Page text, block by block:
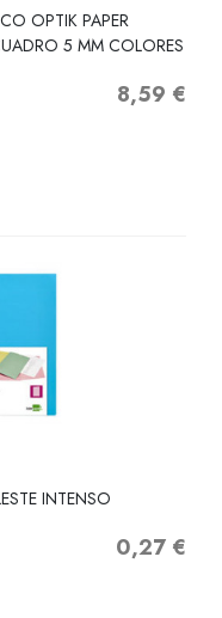
OPTIK PAPER
5 MM COLORES
Precio
8,59 €
INTENSO
Precio
0,27 €